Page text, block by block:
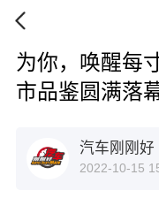
为你，唤醒每
市品鉴圆满落
汽车刚刚好
2022-10-15